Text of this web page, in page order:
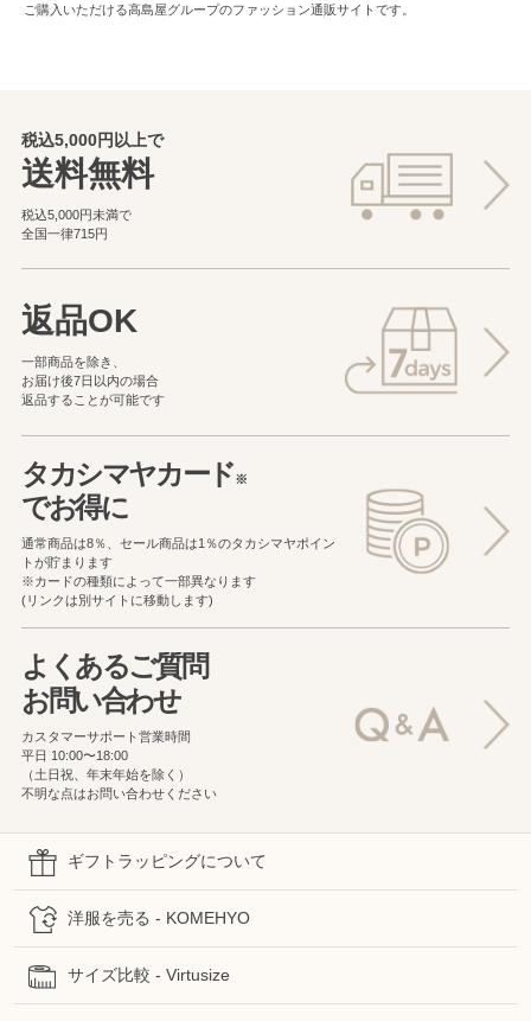
ご購入いただける高島屋グループのファッション通販サイトです。
税込5,000円以上で
送料無料
税込5,000円未満で
全国一律715円
返品OK
一部商品を除き、
お届け後7日以内の場合
返品することが可能です
タカシマヤカード※
でお得に
通常商品は8％、セール商品は1％のタカシマヤポイン
トが貯まります
※カードの種類によって一部異なります
(リンクは別サイトに移動します)
よくあるご質問
お問い合わせ
カスタマーサポート営業時間
平日 10:00〜18:00
（土日祝、年末年始を除く）
不明な点はお問い合わせください
ギフトラッピングについて
洋服を売る - KOMEHYO
サイズ比較 - Virtusize